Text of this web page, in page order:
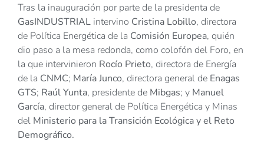
Tras la inauguración por parte de la presidenta de
GasINDUSTRIAL intervino Cristina Lobillo, directora
de Política Energética de la Comisión Europea, quién
dio paso a la mesa redonda, como colofón del Foro, en
la que intervinieron Rocío Prieto, directora de Energía
de la CNMC; María Junco, directora general de Enagas
GTS; Raúl Yunta, presidente de Mibgas; y Manuel
García, director general de Política Energética y Minas
del Ministerio para la Transición Ecológica y el Reto
Demográfico.